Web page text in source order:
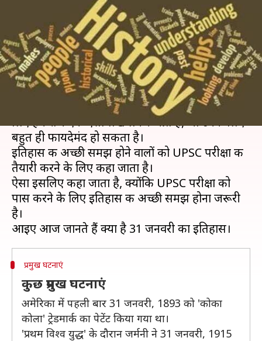
इतिहास की कुछ प्रमुख घटनाएं जानें,
बढ़ाएं जनरल नॉलेज
लेखन मोना दीक्षित Jan 31, 2020 08:30 am
क्या है खबर?
UPSC और अन्य सरकारी नौकरी की तैयारी करने वालों के
लिए हम रोज एक ऐसा लेख लेकर आते हैं, जो उनके लिए
बहुत ही फायदेमंद हो सकता है।
इतिहास की अच्छी समझ होने वालों को UPSC परीक्षा की
तैयारी करने के लिए कहा जाता है।
ऐसा इसलिए कहा जाता है, क्योंकि UPSC परीक्षा को
पास करने के लिए इतिहास की अच्छी समझ होना जरूरी
है।
प्रमुख घटनाएं
कुछ प्रमुख घटनाएं
अमेरिका में पहली बार 31 जनवरी, 1893 को 'कोका
कोला' ट्रेडमार्क का पेटेंट किया गया था।
'प्रथम विश्व युद्ध' के दौरान जर्मनी ने 31 जनवरी, 1915